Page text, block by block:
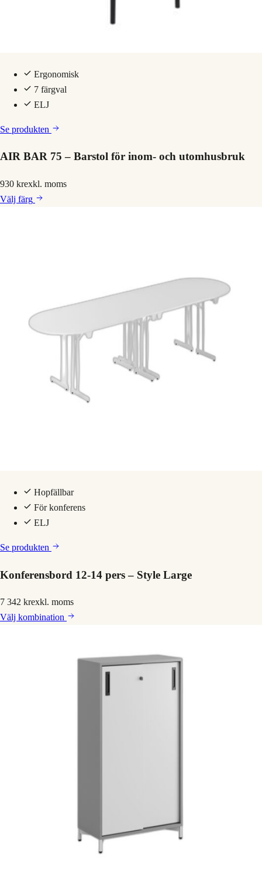
Ergonomisk
7 färgval
ELJ
Se produkten
AIR BAR 75 – Barstol för inom- och utomhusbruk
930 krexkl. moms
Välj färg
Hopfällbar
För konferens
ELJ
Se produkten
Konferensbord 12-14 pers – Style Large
7 342 krexkl. moms
Välj kombination